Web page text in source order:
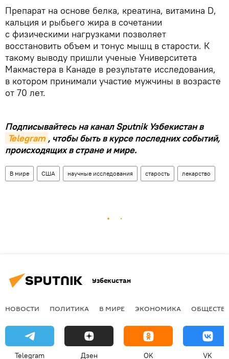
Препарат на основе белка, креатина, витамина D,
кальция и рыбьего жира в сочетании
с физическими нагрузками позволяет
восстановить объем и тонус мышц в старости. К
такому выводу пришли ученые Университета
Макмастера в Канаде в результате исследования,
в котором принимали участие мужчины в возрасте
от 70 лет.
Подписывайтесь на канал Sputnik Узбекистан в
Telegram , чтобы быть в курсе последних событий,
происходящих в стране и мире.
В мире США научные исследования старость лекарство
Узбекистан
НОВОСТИ ПОЛИТИКА В МИРЕ ЭКОНОМИКА
Telegram Дзен OK VK